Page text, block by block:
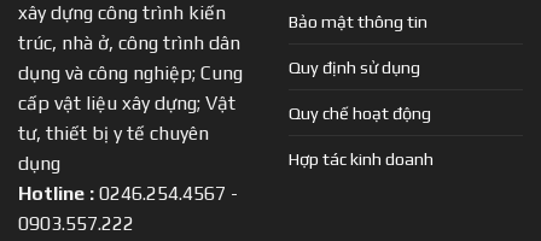
xây dựng công trình kiến
trúc, nhà ở, công trình dân
dụng và công nghiệp; Cung
cấp vật liệu xây dựng; Vật
tư, thiết bị y tế chuyên
dụng
Hotline : 0246.254.4567 -
0903.557.222
Bảo mật thông tin
Quy định sử dụng
Quy chế hoạt động
Hợp tác kinh doanh